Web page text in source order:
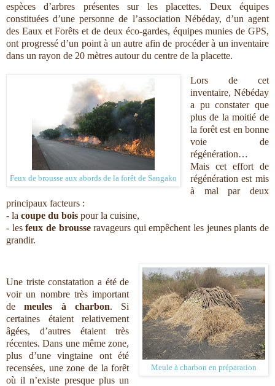
espèces d’arbres présentes sur les placettes. Deux équipes
constituées d’une personne de l’association Nébéday, d’un agent
des Eaux et Forêts et de deux éco-gardes, équipes munies de GPS,
ont progressé d’un point à un autre afin de procéder à un inventaire
dans un rayon de 20 mètres autour du centre de la placette.
Feux de brousse aux abords de la forêt de Sangako
Lors de cet
inventaire, Nébéday
a pu constater que
plus de la moitié de
la forêt est en bonne
voie de
régénération…
Mais cet effort de
régénération est mis
à mal par deux
principaux facteurs :
- la coupe du bois pour la cuisine,
- lesfeux de brousseravageurs qui empêchent les jeunes plants de
grandir.
Meule à charbon en préparation
Une triste constatation a été de
voir un nombre très important
demeules à charbon. Si
certaines étaient relativement
âgées, d’autres étaient très
récentes. Dans une même zone,
plus d’une vingtaine ont été
recensées, une zone de la forêt
où il n’existe presque plus un